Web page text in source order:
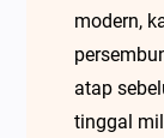
modern,
atap
tinggal